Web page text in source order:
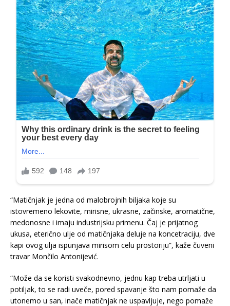
“Matičnjak je jedna od malobrojnih biljaka koje su
istovremeno lekovite, mirisne, ukrasne, začinske, aromatične,
medonosne i imaju industrijsku primenu. Čaj je prijatnog
ukusa, eterično ulje od matičnjaka deluje na koncetraciju, dve
kapi ovog ulja ispunjava mirisom celu prostoriju”, kaže čuveni
travar Mončilo Antonijević.
“Može da se koristi svakodnevno, jednu kap treba utrljati u
potiljak, to se radi uveče, pored spavanje što nam pomaže da
utonemo u san, inače matičnjak ne uspavljuje, nego pomaže